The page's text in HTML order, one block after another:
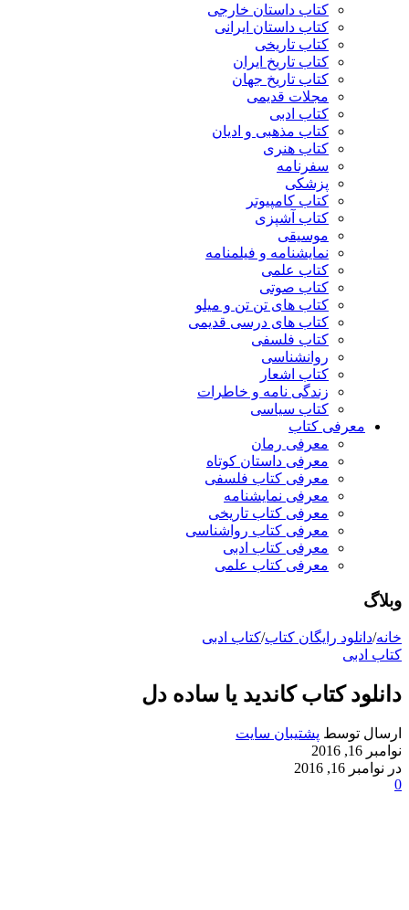
کتاب داستان خارجی
کتاب داستان ایرانی
کتاب تاریخی
کتاب تاریخ ایران
کتاب تاریخ جهان
مجلات قدیمی
کتاب ادبی
کتاب مذهبی و ادیان
کتاب هنری
سفرنامه
پزشکی
کتاب کامپیوتر
کتاب آشپزی
موسیقی
نمایشنامه و فیلمنامه
کتاب علمی
کتاب صوتی
کتاب های تن تن و میلو
کتاب های درسی قدیمی
کتاب فلسفی
روانشناسی
کتاب اشعار
زندگی نامه و خاطرات
کتاب سیاسی
معرفی کتاب
معرفی رمان
معرفی داستان کوتاه
معرفی کتاب فلسفی
معرفی نمایشنامه
معرفی کتاب تاریخی
معرفی کتاب رواشناسی
معرفی کتاب ادبی
معرفی کتاب علمی
وبلاگ
خانه/دانلود رایگان کتاب/کتاب ادبی
کتاب ادبی
دانلود کتاب کاندید یا ساده دل
ارسال توسط پشتیبان سایت
نوامبر 16, 2016
در نوامبر 16, 2016
0